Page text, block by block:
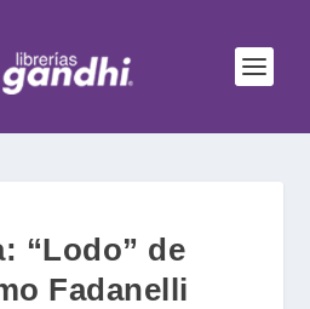
“Lodo” de
Fadanelli